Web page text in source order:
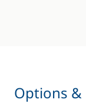
Options &